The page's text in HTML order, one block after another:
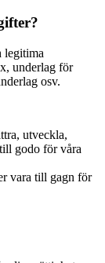
legitima
underlag för
osv.
utveckla,
godo för våra
vara till gagn för